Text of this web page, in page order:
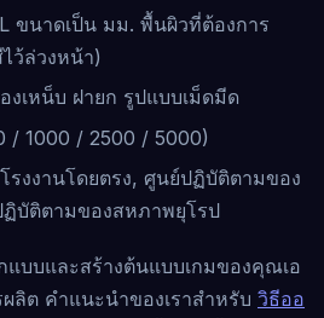
ขนาดเป็น มม. พื้นผิวที่ต้องการ
ว้ล่วงหน้า)
งเหน็บ ฝายก รูปแบบเม็ดมีด
/ 1000 / 2500 / 5000)
รงงานโดยตรง, ศูนย์ปฏิบัติตามของ
ฏิบัติตามของสหภาพยุโรป
บบและสร้างต้นแบบเกมของคุณเอ
ลิต คำแนะนำของเราสำหรับ วิธีออ